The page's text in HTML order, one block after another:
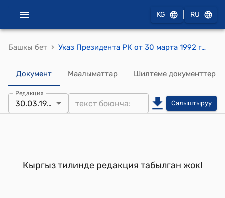
KG RU
Башкы бет › Указ Президента РК от 30 марта 1992 года УП №116 "О Суталинове А.А."
Документ Маалыматтар Шилтеме документтер
Редакция
30.03.1992 Салыштыруу
Кыргыз тилинде редакция табылган жок!